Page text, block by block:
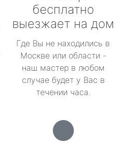
бесплатно
выезжает на дом
Где Вы не находились в
Москве или области -
наш мастер в любом
случае будет у Вас в
течении часа.